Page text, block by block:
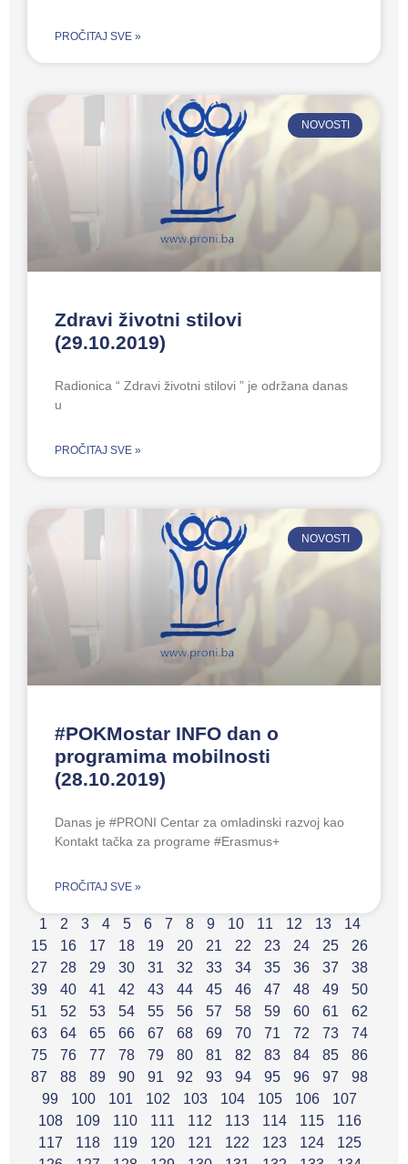
PROČITAJ SVE »
NOVOSTI
Zdravi životni stilovi
(29.10.2019)
Radionica “ Zdravi životni stilovi ” je održana danas
u
PROČITAJ SVE »
NOVOSTI
#POKMostar INFO dan o
programima mobilnosti
(28.10.2019)
Danas je #PRONI Centar za omladinski razvoj kao
Kontakt tačka za programe #Erasmus+
PROČITAJ SVE »
1 2 3 4 5 6 7 8 9 10 11 12 13
14
15
16 17 18 19 20 21 22 23 24 25
26
27
28 29 30 31 32 33 34 35 36 37
38
39
40 41 42 43 44 45 46 47 48 49
50
51
52 53 54 55 56 57 58 59 60 61
62
63
64 65 66 67 68 69 70 71 72 73
74
75
76 77 78 79 80 81 82 83 84 85
86
87
88 89 90 91 92 93 94 95 96 97
98
99
100 101 102 103 104 105 106
107
108
109 110 111 112 113 114 115
116
117
118 119 120 121 122 123 124
125